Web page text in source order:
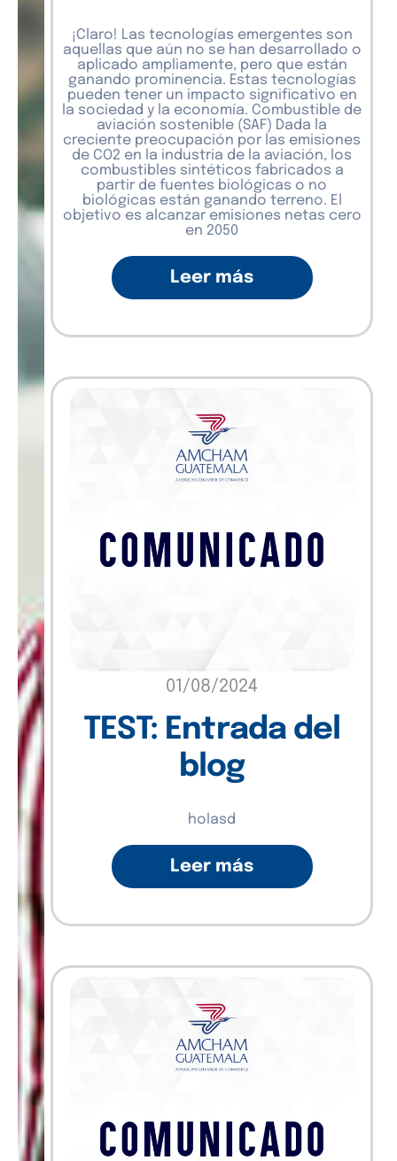
¡Claro! Las tecnologías emergentes son
aquellas que aún no se han desarrollado o
aplicado ampliamente, pero que están
ganando prominencia. Estas tecnologías
pueden tener un impacto significativo en
la sociedad y la economía. Combustible de
aviación sostenible (SAF) Dada la
creciente preocupación por las emisiones
de CO2 en la industria de la aviación, los
combustibles sintéticos fabricados a
partir de fuentes biológicas o no
biológicas están ganando terreno. El
objetivo es alcanzar emisiones netas cero
en 2050
Leer más
01/08/2024
TEST: Entrada del
blog
holasd
Leer más